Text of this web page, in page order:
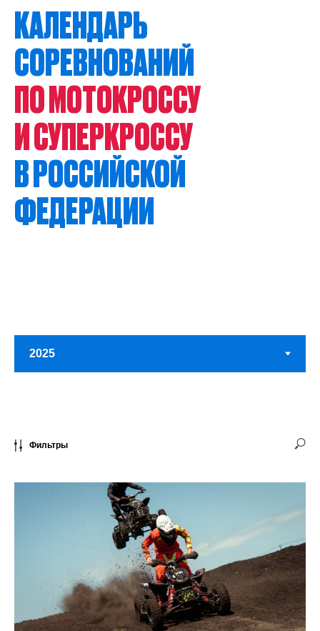
КАЛЕНДАРЬ
СОРЕВНОВАНИЙ
ПО МОТОКРОССУ
И СУПЕРКРОССУ
В РОССИЙСКОЙ
ФЕДЕРАЦИИ
Фильтры